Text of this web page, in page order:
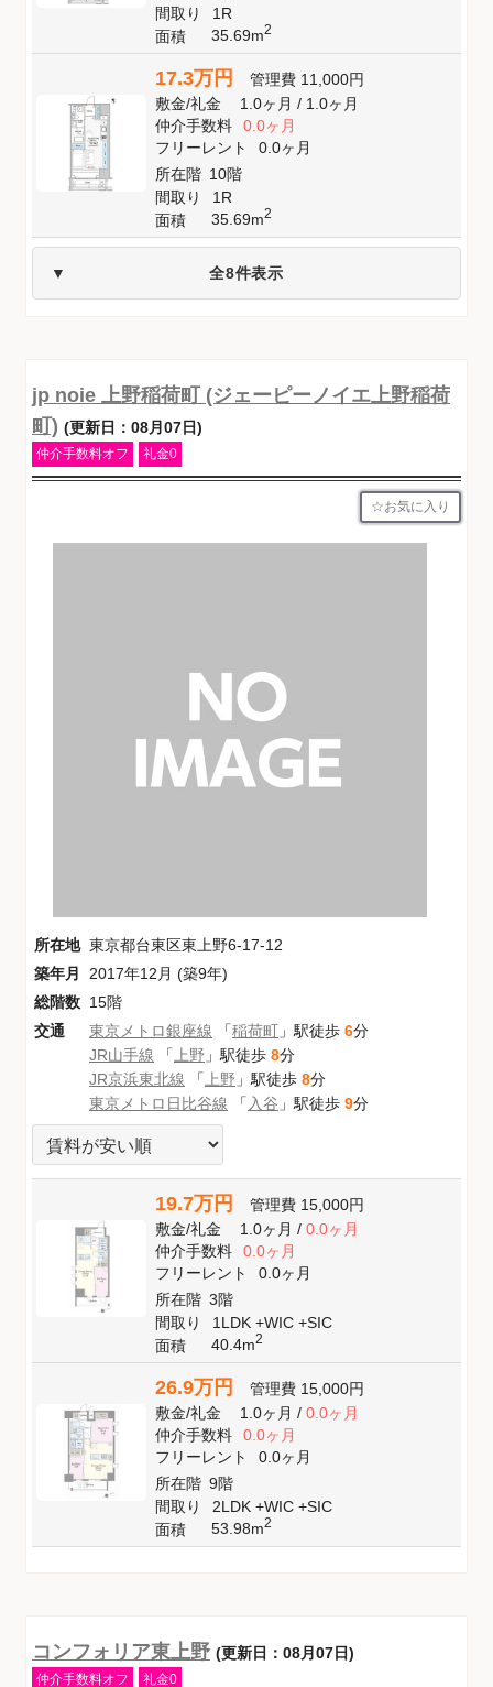
間取り
1R
面積
35.69m2
17.3万円 管理費 11,000円
敷金/礼金 1.0ヶ月/ 1.0ヶ月
仲介手数料
0.0ヶ月
フリーレント
0.0ヶ月
所在階 10階
間取り
1R
面積
35.69m2
全8件表示
jp noie 上野稲荷町 (ジェーピーノイエ上野稲荷
町) (更新日：08月07日)
仲介手数料オフ 礼金0
お気に入り
所在地 東京都台東区東上野6-17-12
築年月
2017年12月 (築9年)
総階数 15階
交通
東京メトロ銀座線 「稲荷町 」駅徒歩 6分
JR山手線 「 上野 」駅徒歩 8分
JR京浜東北線 「 上野 」駅徒歩 8分
東京メトロ日比谷線 「 入谷 」駅徒歩 9分
19.7万円 管理費 15,000円
敷金/礼金 1.0ヶ月/ 0.0ヶ月
仲介手数料
0.0ヶ月
フリーレント
0.0ヶ月
所在階 3階
間取り
1LDK +WIC +SIC
面積
40.4m2
26.9万円 管理費 15,000円
敷金/礼金 1.0ヶ月/ 0.0ヶ月
仲介手数料
0.0ヶ月
フリーレント
0.0ヶ月
所在階 9階
間取り
2LDK +WIC +SIC
面積
53.98m2
コンフォリア東上野 (更新日：08月07日)
仲介手数料オフ 礼金0